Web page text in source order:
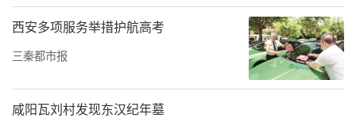
西安多项服务举措护航高考
三秦都市报
咸阳瓦刘村发现东汉纪年墓